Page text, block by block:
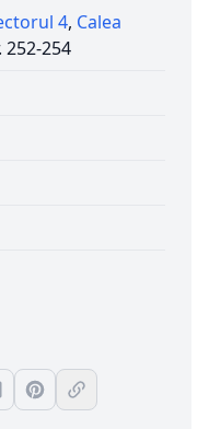
4, Calea
252-254